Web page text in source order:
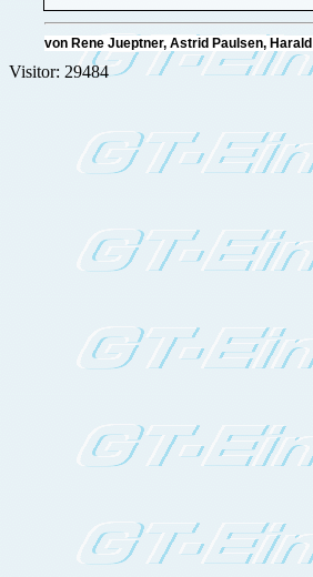
von Rene Jueptner, Astrid Paulsen,
Visitor: 29484